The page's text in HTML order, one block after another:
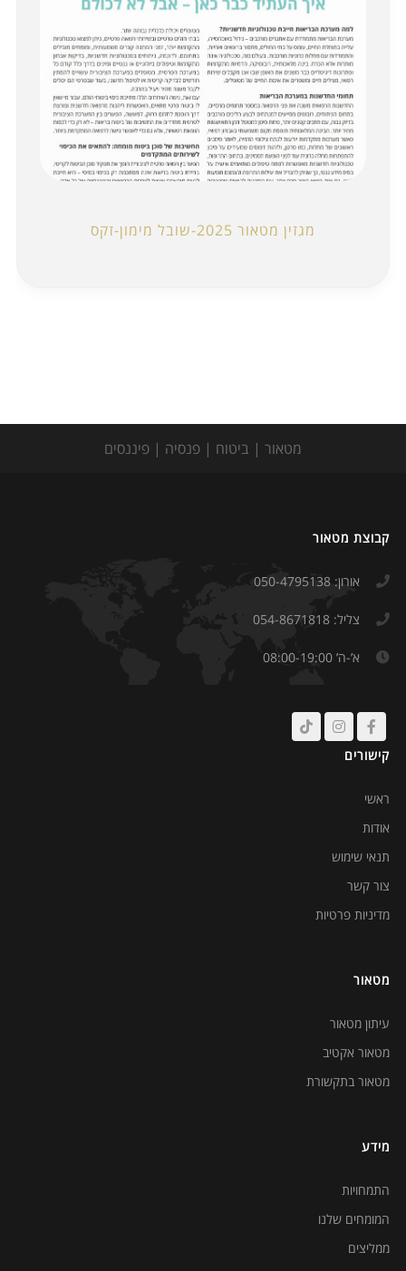
מגזין מטאור 2025-שובל מימון-זקס
מטאור | ביטוח | פנסיה | פיננסים
קבוצת מטאור
אורון: 050-4795138
צליל: 054-8671818
א’-ה’ 08:00-19:00
קישורים
ראשי
אודות
תנאי שימוש
צור קשר
מדיניות פרטיות
מטאור
עיתון מטאור
מטאור אקטיב
מטאור בתקשורת
מידע
התמחויות
המומחים שלנו
ממליצים